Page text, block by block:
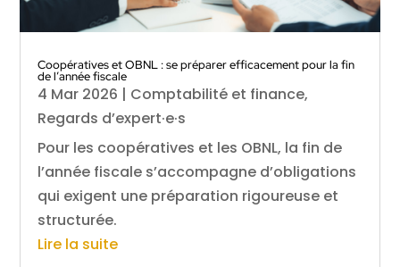
Coopératives et OBNL : se préparer efficacement pour la fin
de l’année fiscale
4 Mar 2026 | Comptabilité et finance,
Regards d’expert·e·s
Pour les coopératives et les OBNL, la fin de
l’année fiscale s’accompagne d’obligations
qui exigent une préparation rigoureuse et
structurée.
Lire la suite